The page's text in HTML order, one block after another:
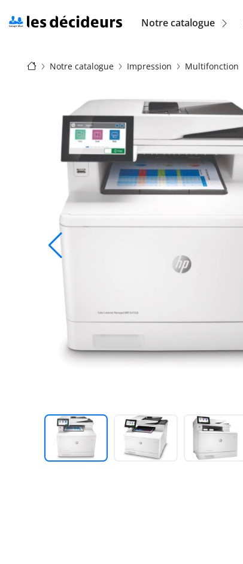
au
contenu
Navigation
(location)
Notre catalogue
Fil
Notre catalogue Impression Multifonction